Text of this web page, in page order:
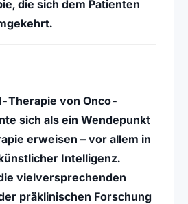
die sich dem Patienten
Therapie von Onco-
sich als ein Wendepunkt
erweisen – vor allem in
Intelligenz.
vielversprechenden
präklinischen Forschung